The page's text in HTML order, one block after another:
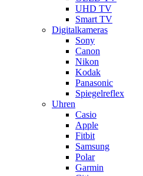
UHD TV
Smart TV
Digitalkameras
Sony
Canon
Nikon
Kodak
Panasonic
Spiegelreflex
Uhren
Casio
Apple
Fitbit
Samsung
Polar
Garmin